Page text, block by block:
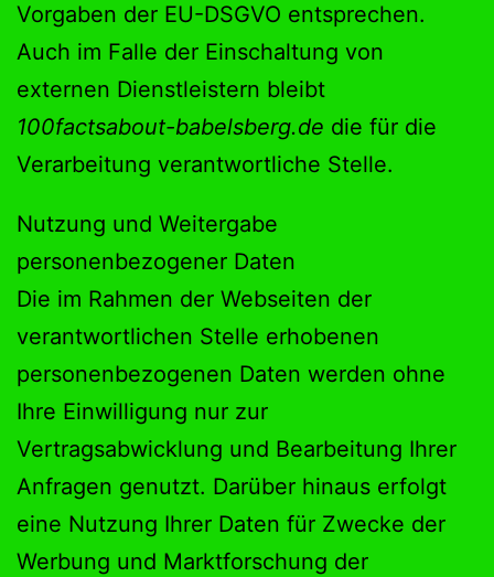
Vorgaben der EU-DSGVO entsprechen.
Auch im Falle der Einschaltung von
externen Dienstleistern bleibt
100factsabout-babelsberg.de die für die
Verarbeitung verantwortliche Stelle.
Nutzung und Weitergabe
personenbezogener Daten
Die im Rahmen der Webseiten der
verantwortlichen Stelle erhobenen
personenbezogenen Daten werden ohne
Ihre Einwilligung nur zur
Vertragsabwicklung und Bearbeitung Ihrer
Anfragen genutzt. Darüber hinaus erfolgt
eine Nutzung Ihrer Daten für Zwecke der
Werbung und Marktforschung der